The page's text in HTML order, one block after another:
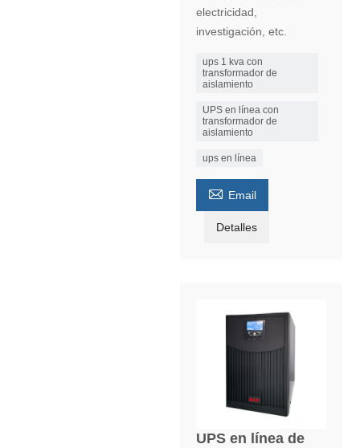
electricidad,
investigación, etc.
ups 1 kva con
transformador de
aislamiento
UPS en línea con
transformador de
aislamiento
ups en línea
 Email
Detalles
UPS en línea de